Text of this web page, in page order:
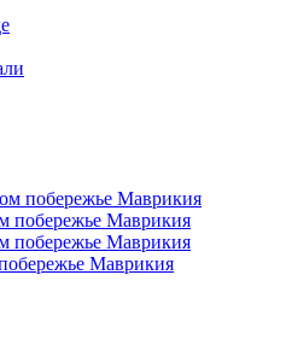
побережье Маврикия
побережье Маврикия
побережье Маврикия
Маврикия